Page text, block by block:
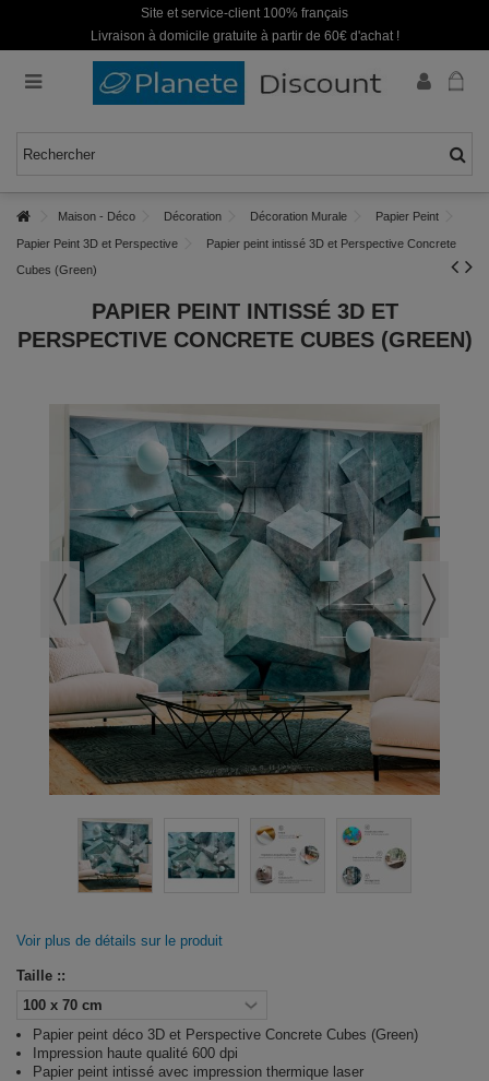
Site et service-client 100% français
Livraison à domicile gratuite à partir de 60€ d'achat !
Maison - Déco Décoration Décoration Murale Papier Peint
Papier Peint 3D et Perspective
Papier peint intissé 3D et Perspective Concrete
Cubes (Green)
PAPIER PEINT INTISSÉ 3D ET
PERSPECTIVE CONCRETE CUBES (GREEN)
Voir plus de détails sur le produit
Taille ::
Papier peint déco 3D et Perspective Concrete Cubes (Green)
Impression haute qualité 600 dpi
Papier peint intissé avec impression thermique laser